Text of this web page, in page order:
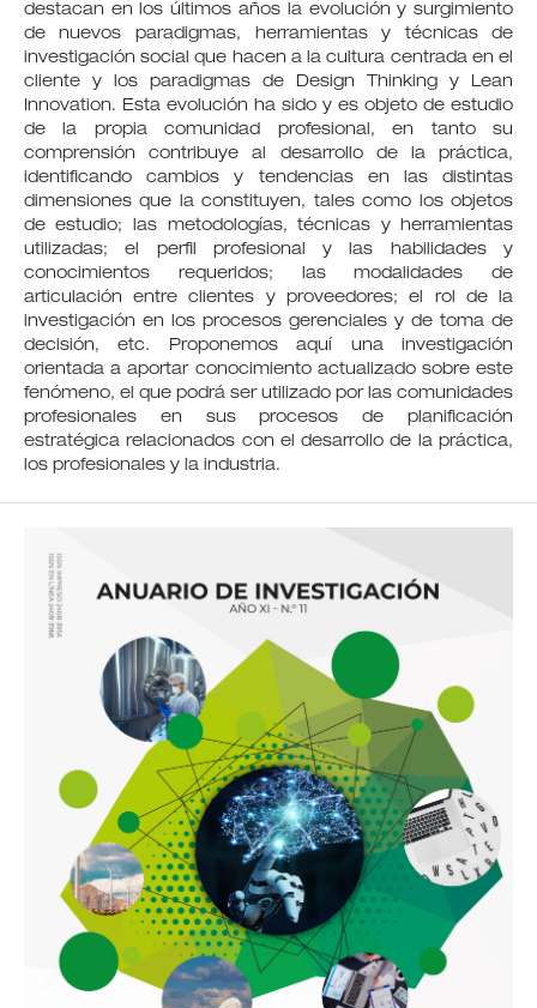
destacan en los últimos años la evolución y surgimiento
de nuevos paradigmas, herramientas y técnicas de
investigación social que hacen a la cultura centrada en el
cliente y los paradigmas de Design Thinking y Lean
Innovation. Esta evolución ha sido y es objeto de estudio
de la propia comunidad profesional, en tanto su
comprensión contribuye al desarrollo de la práctica,
identificando cambios y tendencias en las distintas
dimensiones que la constituyen, tales como los objetos
de estudio; las metodologías, técnicas y herramientas
utilizadas; el perfil profesional y las habilidades y
conocimientos requeridos; las modalidades de
articulación entre clientes y proveedores; el rol de la
investigación en los procesos gerenciales y de toma de
decisión, etc. Proponemos aquí una investigación
orientada a aportar conocimiento actualizado sobre este
fenómeno, el que podrá ser utilizado por las comunidades
profesionales en sus procesos de planificación
estratégica relacionados con el desarrollo de la práctica,
los profesionales y la industria.